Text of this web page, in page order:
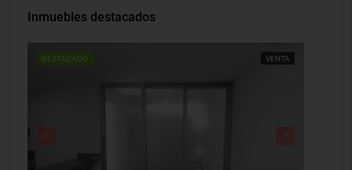
Inmuebles destacados
DESTACADO VENTA